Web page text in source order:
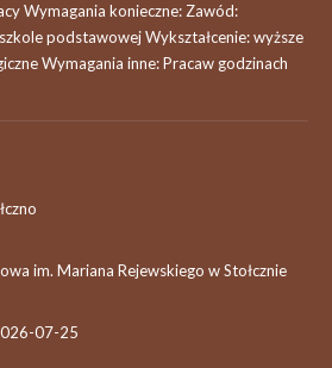
Wymagania konieczne: Zawód:
podstawowej Wykształcenie: wyższe
Wymagania inne: Pracaw godzinach
im. Mariana Rejewskiego w Stołcznie
07-25